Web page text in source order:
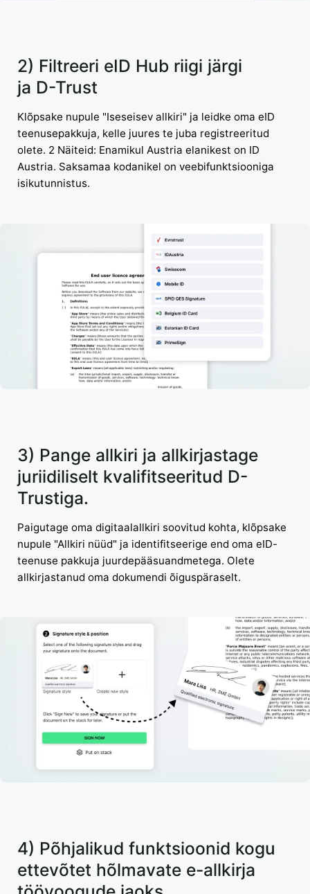
2) Filtreeri eID Hub riigi järgi
ja D-Trust
Klõpsake nupule "Iseseisev allkiri" ja leidke oma eID
teenusepakkuja, kelle juures te juba registreeritud
olete. 2 Näiteid: Enamikul Austria elanikest on ID
Austria. Saksamaa kodanikel on veebifunktsiooniga
isikutunnistus.
3) Pange allkiri ja allkirjastage
juriidiliselt kvalifitseeritud D-
Trustiga.
Paigutage oma digitaalallkiri soovitud kohta, klõpsake
nupule "Allkiri nüüd" ja identifitseerige end oma eID-
teenuse pakkuja juurdepääsuandmetega. Olete
allkirjastanud oma dokumendi õiguspäraselt.
4) Põhjalikud funktsioonid kogu
ettevõtet hõlmavate e-allkirja